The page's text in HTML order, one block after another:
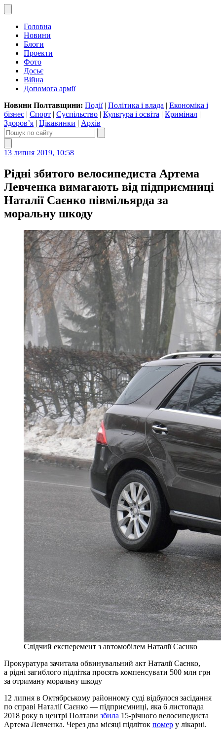
Головна
Новини
Блоги
Проекти
Фото
Досьє
Війна
Допомога армії
Новини Полтавщини: Події| Політика і влада | Економіка і
бізнес | Спорт | Суспільство | Культура і освіта | Кримінал |
Здоров’я | Цікавинки | Архів
13 липня 2019, 10:58
Рідні збитого велосипедиста Артема
Левченка вимагають від підприємниці
Наталії Саєнко півмільярда за
моральну шкоду
Слідчий експеремент з автомобілем Наталії Саєнко
Прокуратура зачитала обвинувальний акт Наталії Саєнко,
а рідні загиблого підлітка просять компенсувати 500 млн грн
за отриману моральну шкоду
12 липня в Октябрському районному суді відбулося засідання
по справі Наталії Саєнко — підприємниці, яка 6 листопада
2018 року в центрі Полтави збила 15-річного велосипедиста
Артема Левченка. Через два місяці підліток помер у лікарні.